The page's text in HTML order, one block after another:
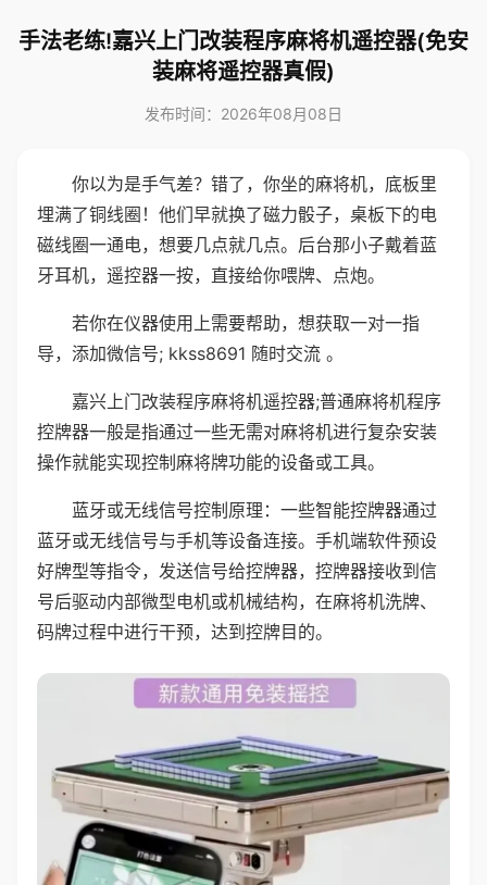
手法老练!嘉兴上门改装程序麻将机遥控器(免安
装麻将遥控器真假)
发布时间：2026年08月08日
你以为是手气差？错了，你坐的麻将机，底板里
埋满了铜线圈！他们早就换了磁力骰子，桌板下的电
磁线圈一通电，想要几点就几点。后台那小子戴着蓝
牙耳机，遥控器一按，直接给你喂牌、点炮。
若你在仪器使用上需要帮助，想获取一对一指
导，添加微信号; kkss8691 随时交流 。
嘉兴上门改装程序麻将机遥控器;普通麻将机程序
控牌器一般是指通过一些无需对麻将机进行复杂安装
操作就能实现控制麻将牌功能的设备或工具。
蓝牙或无线信号控制原理：一些智能控牌器通过
蓝牙或无线信号与手机等设备连接。手机端软件预设
好牌型等指令，发送信号给控牌器，控牌器接收到信
号后驱动内部微型电机或机械结构，在麻将机洗牌、
码牌过程中进行干预，达到控牌目的。